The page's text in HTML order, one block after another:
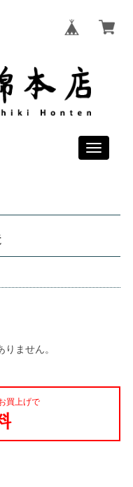
Toggle
ません。
買上げで